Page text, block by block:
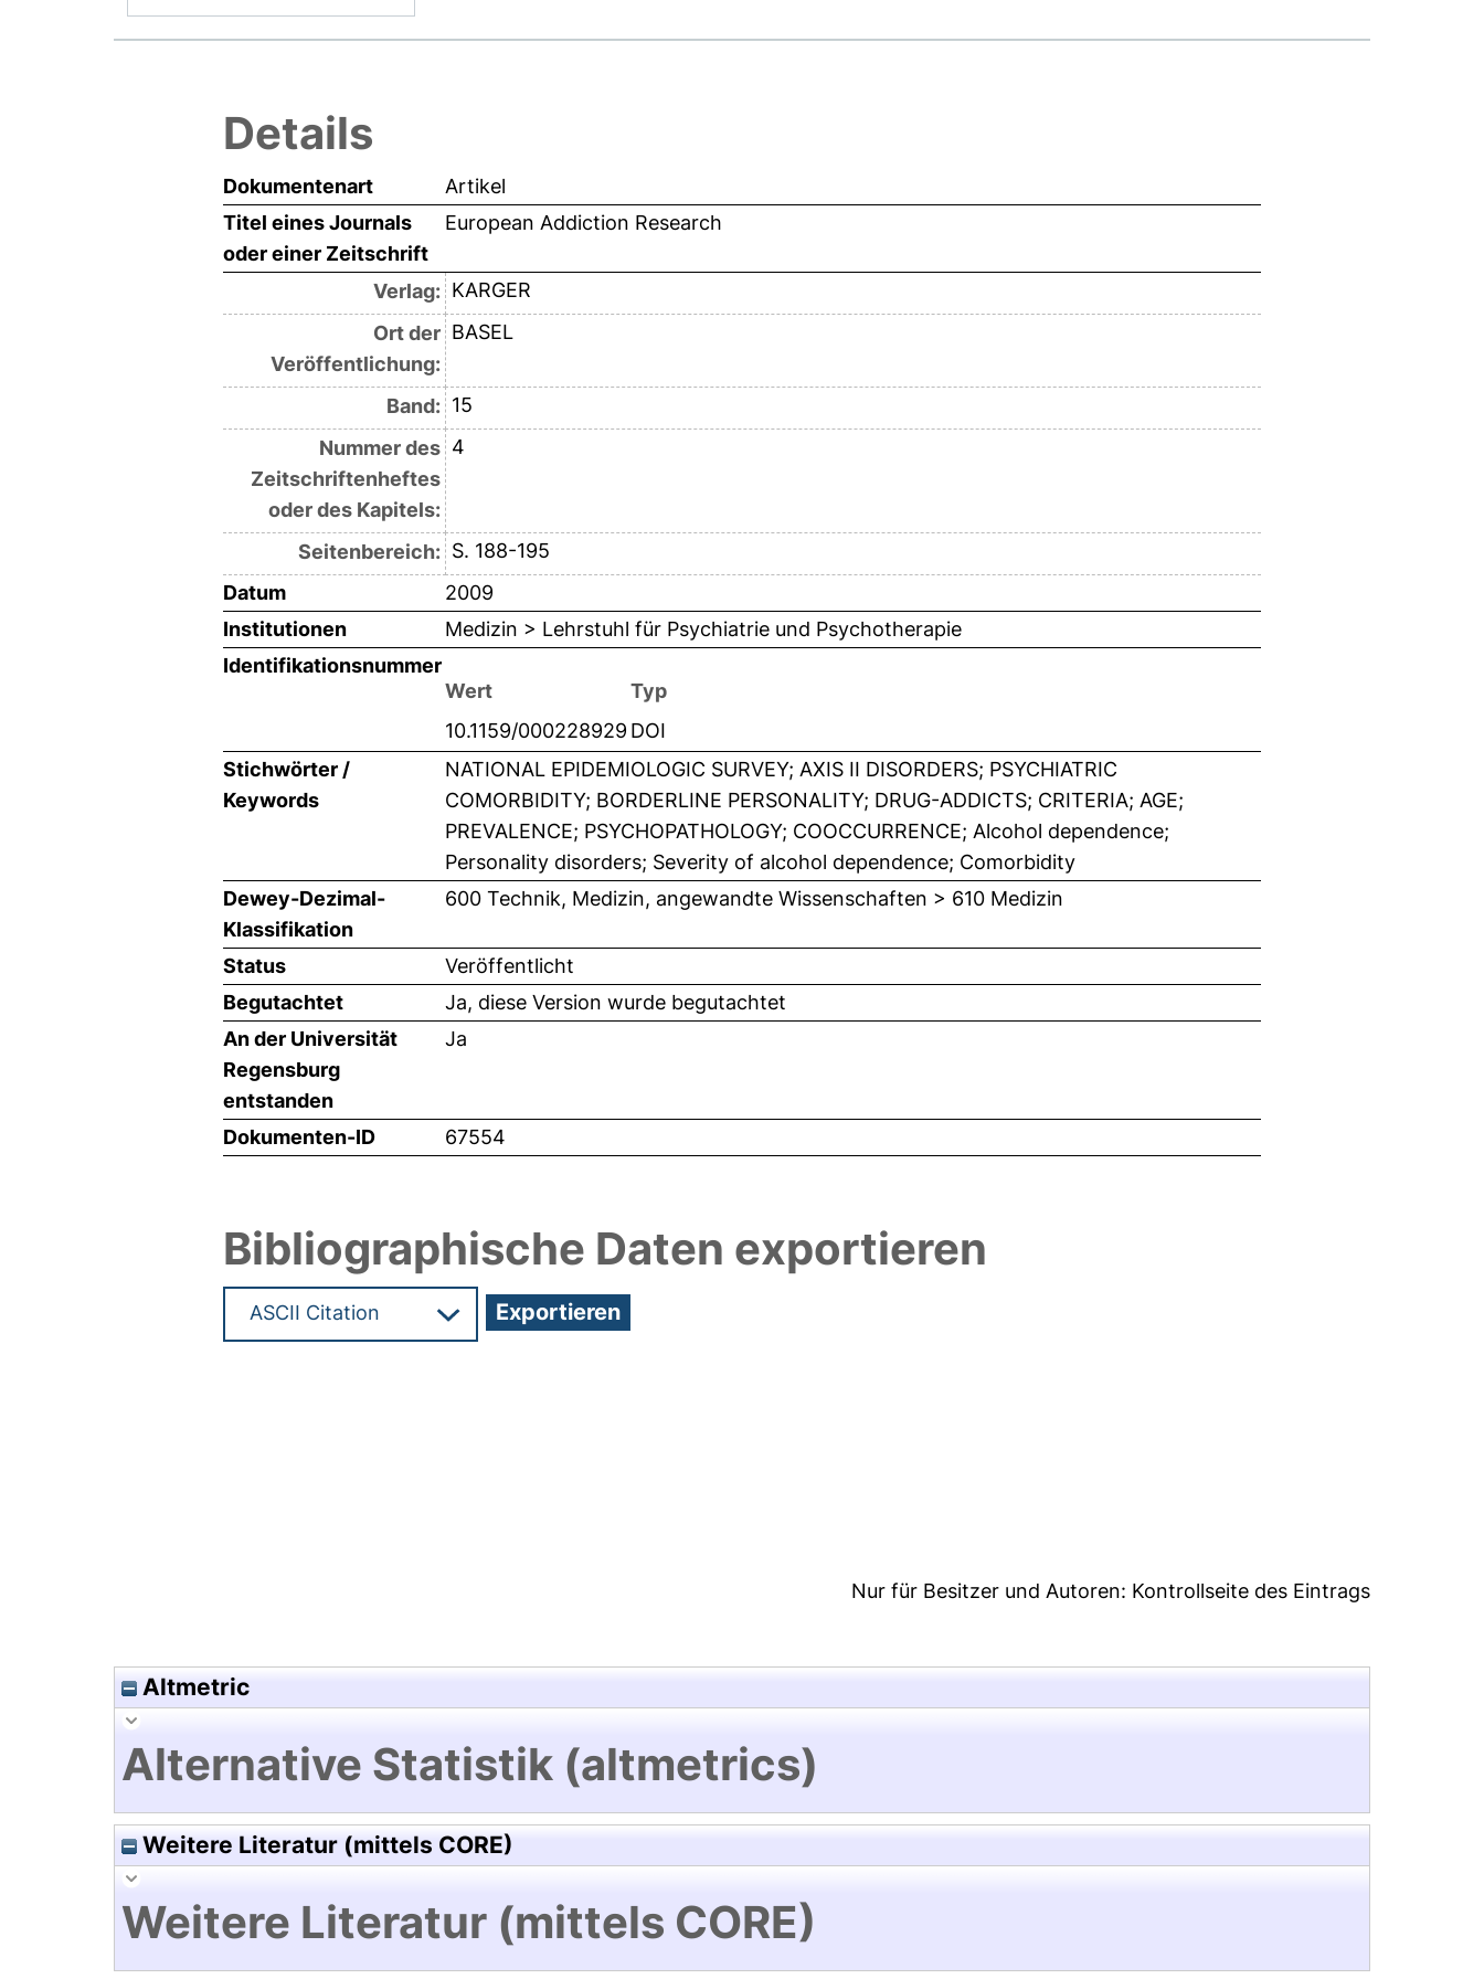
Details
Dokumentenart
Artikel
Titel eines Journals
oder einer Zeitschrift
European Addiction Research
Verlag: KARGER
Ort der
Veröffentlichung:
BASEL
Band: 15
Nummer des
Zeitschriftenheftes
oder des Kapitels:
4
Seitenbereich: S. 188-195
Datum
2009
Institutionen
Medizin > Lehrstuhl für Psychiatrie und Psychotherapie
Identifikationsnummer
Wert
Typ
10.1159/000228929 DOI
Stichwörter /
Keywords
NATIONAL EPIDEMIOLOGIC SURVEY; AXIS II DISORDERS; PSYCHIATRIC
COMORBIDITY; BORDERLINE PERSONALITY; DRUG-ADDICTS; CRITERIA; AGE;
PREVALENCE; PSYCHOPATHOLOGY; COOCCURRENCE; Alcohol dependence;
Personality disorders; Severity of alcohol dependence; Comorbidity
Dewey-Dezimal-
Klassifikation
600 Technik, Medizin, angewandte Wissenschaften > 610 Medizin
Status
Veröffentlicht
Begutachtet
Ja, diese Version wurde begutachtet
An der Universität
Regensburg
entstanden
Ja
Dokumenten-ID 67554
Bibliographische Daten exportieren
Nur für Besitzer und Autoren: Kontrollseite des Eintrags
Altmetric
Alternative Statistik (altmetrics)
Weitere Literatur (mittels CORE)
Weitere Literatur (mittels CORE)